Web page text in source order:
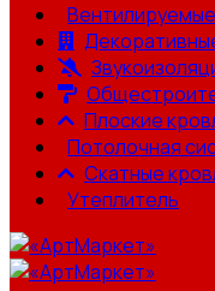
Плоские
Потолочная
Скатные
Утеплитель